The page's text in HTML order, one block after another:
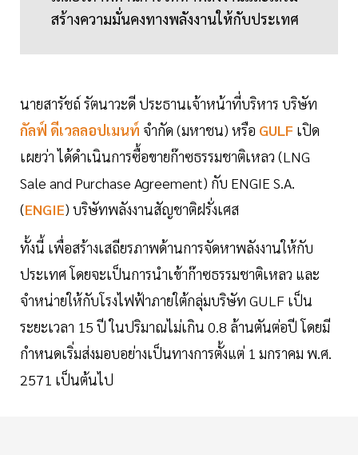
สร้างความมั่นคงทางพลังงานให้กับประเทศ
นายสารัชถ์ รัตนาวะดี ประธานเจ้าหน้าที่บริหาร บริษัท
กัลฟ์ ดีเวลลอปเมนท์ จำกัด (มหาชน) หรือ GULF เปิด
เผยว่า ได้ดำเนินการซื้อขายก๊าซธรรมชาติเหลว (LNG
Sale and Purchase Agreement) กับ ENGIE S.A.
(ENGIE) บริษัทพลังงานสัญชาติฝรั่งเศส
ทั้งนี้ เพื่อสร้างเสถียรภาพด้านการจัดหาพลังงานให้กับ
ประเทศ โดยจะเป็นการนำเข้าก๊าซธรรมชาติเหลว และ
จำหน่ายให้กับโรงไฟฟ้าภายใต้กลุ่มบริษัท GULF เป็น
ระยะเวลา 15 ปี ในปริมาณไม่เกิน 0.8 ล้านตันต่อปี โดยมี
กำหนดเริ่มส่งมอบอย่างเป็นทางการตั้งแต่ 1 มกราคม พ.ศ.
2571 เป็นต้นไป